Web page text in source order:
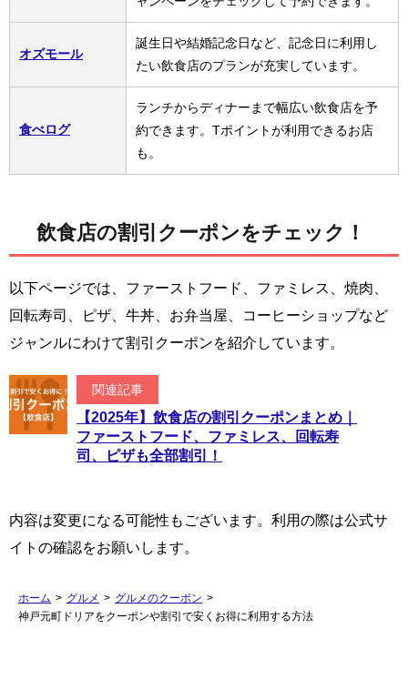
オズモール
誕生日や結婚記念日など、記念日に利用し
たい飲食店のプランが充実しています。
食べログ
ランチからディナーまで幅広い飲食店を予
約できます。Tポイントが利用できるお店
も。
飲食店の割引クーポンをチェック！
以下ページでは、ファーストフード、ファミレス、焼肉、
回転寿司、ピザ、牛丼、お弁当屋、コーヒーショップなど
ジャンルにわけて割引クーポンを紹介しています。
関連記事
【2025年】飲食店の割引クーポンまとめ｜
ファーストフード、ファミレス、回転寿
司、ピザも全部割引！
内容は変更になる可能性もございます。利用の際は公式サ
イトの確認をお願いします。
ホーム > グルメ > グルメのクーポン >
神戸元町ドリアをクーポンや割引で安くお得に利用する方法